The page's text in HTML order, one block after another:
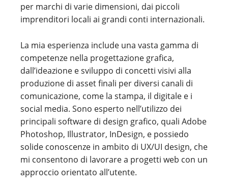
per marchi di varie dimensioni, dai piccoli
imprenditori locali ai grandi conti internazionali.
La mia esperienza include una vasta gamma di
competenze nella progettazione grafica,
dall’ideazione e sviluppo di concetti visivi alla
produzione di asset finali per diversi canali di
comunicazione, come la stampa, il digitale e i
social media. Sono esperto nell’utilizzo dei
principali software di design grafico, quali Adobe
Photoshop, Illustrator, InDesign, e possiedo
solide conoscenze in ambito di UX/UI design, che
mi consentono di lavorare a progetti web con un
approccio orientato all’utente.